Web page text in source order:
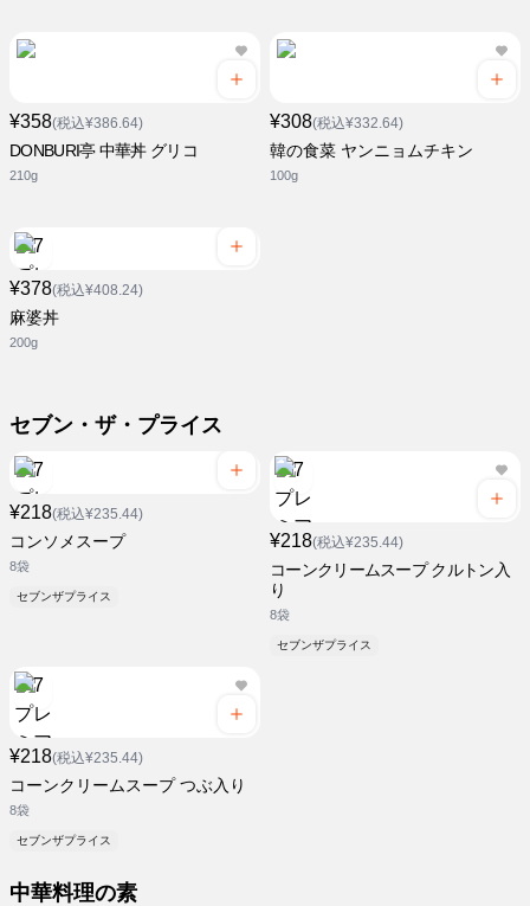
¥358(税込¥386.64)
DONBURI亭 中華丼 グリコ
210g
¥308(税込¥332.64)
韓の食菜 ヤンニョムチキン
100g
¥378(税込¥408.24)
麻婆丼
200g
セブン・ザ・プライス
¥218(税込¥235.44)
コンソメスープ
8袋
セブンザプライス
¥218(税込¥235.44)
コーンクリームスープ クルトン入
り
8袋
セブンザプライス
¥218(税込¥235.44)
コーンクリームスープ つぶ入り
8袋
セブンザプライス
中華料理の素